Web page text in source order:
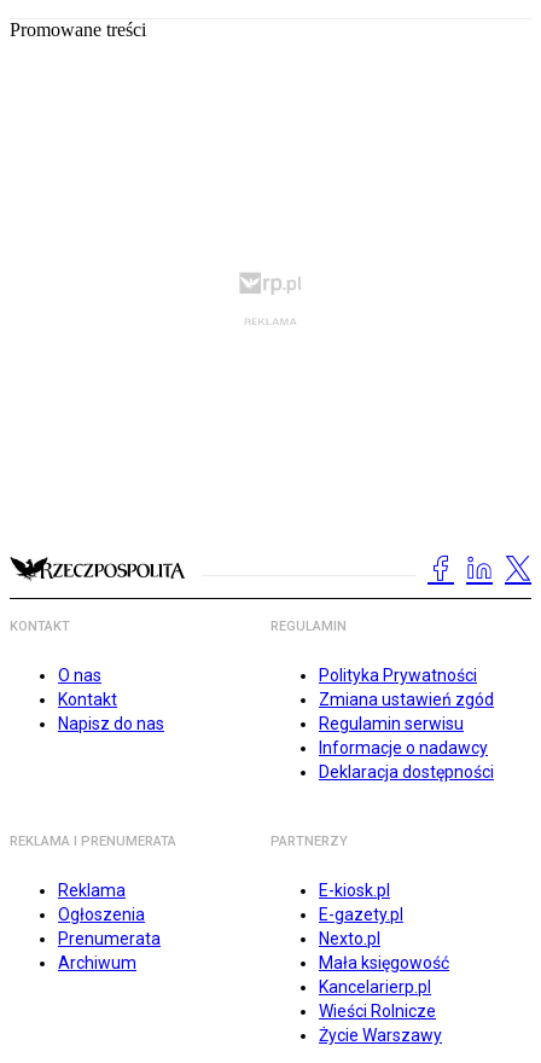
Promowane treści
KONTAKT
O nas
Kontakt
Napisz do nas
REGULAMIN
Polityka Prywatności
Zmiana ustawień zgód
Regulamin serwisu
Informacje o nadawcy
Deklaracja dostępności
REKLAMA I PRENUMERATA
Reklama
Ogłoszenia
Prenumerata
Archiwum
PARTNERZY
E-kiosk.pl
E-gazety.pl
Nexto.pl
Mała księgowość
Kancelarierp.pl
Wieści Rolnicze
Życie Warszawy